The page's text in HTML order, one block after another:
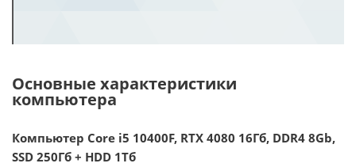
Основные характеристики
компьютера
Компьютер Core i5 10400F, RTX 4080 16Гб, DDR4 8Gb,
SSD 250Гб + HDD 1Тб